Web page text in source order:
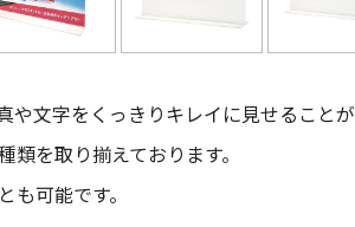
文字をくっきりキレイに見せることが
を取り揃えております。
可能です。